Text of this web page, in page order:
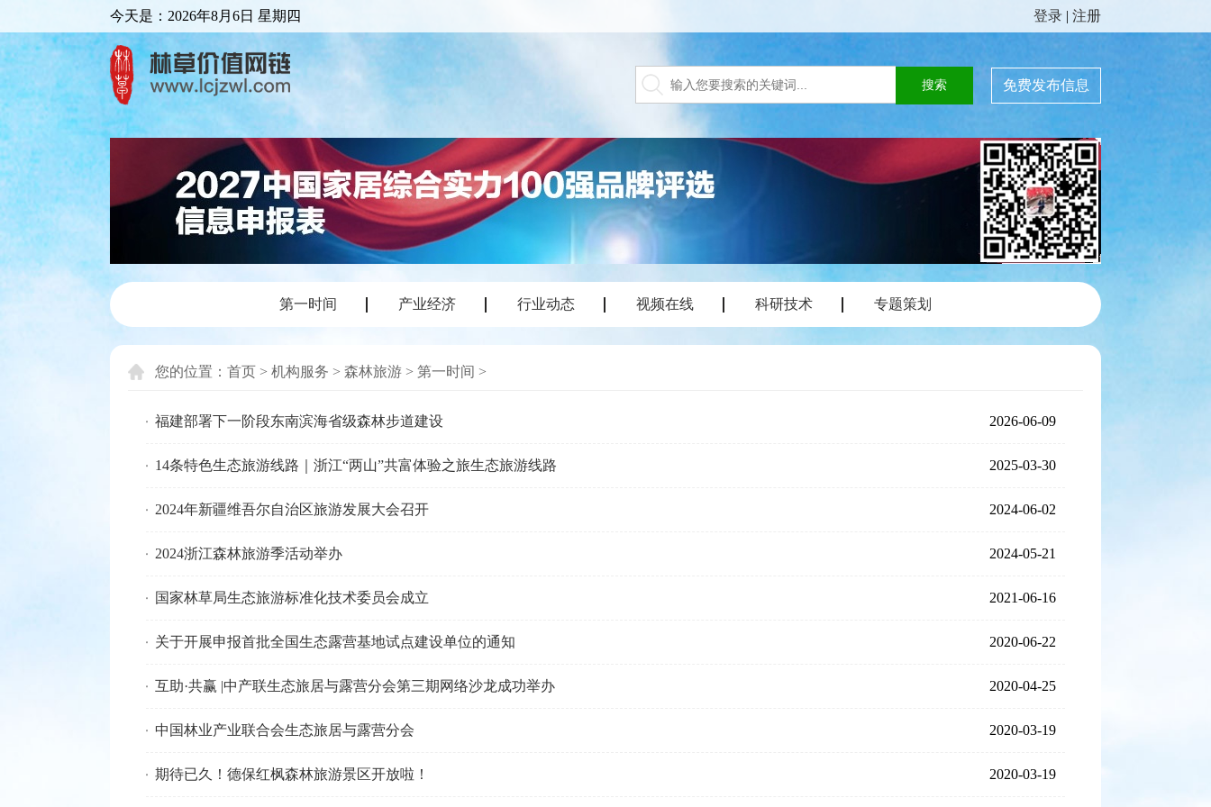
今天是： 2026年8月6日 星期四 登录 | 注册
免费发布信息
第一时间 产业经济 行业动态 视频在线 科研技术 专题策划
您的位置： 首页 > 机构服务 > 森林旅游 > 第一时间 >
福建部署下一阶段东南滨海省级森林步道建设 2026-06-09
14条特色生态旅游线路｜浙江“两山”共富体验之旅生态旅游线路​ 2025-03-30
2024年新疆维吾尔自治区旅游发展大会召开 2024-06-02
2024浙江森林旅游季活动举办 2024-05-21
国家林草局生态旅游标准化技术委员会成立 2021-06-16
关于开展申报首批全国生态露营基地试点建设单位的通知 2020-06-22
互助·共赢 |中产联生态旅居与露营分会第三期网络沙龙成功举办 2020-04-25
中国林业产业联合会生态旅居与露营分会 2020-03-19
期待已久！德保红枫森林旅游景区开放啦！ 2020-03-19